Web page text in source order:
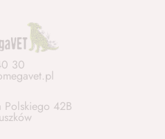
30
42B